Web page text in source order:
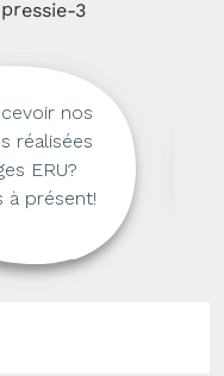
nos
réalisées
ERU?
à présent!